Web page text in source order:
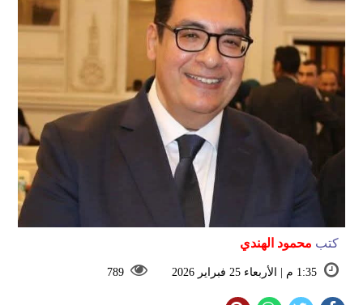
كتب محمود الهندي
1:35 م | الأربعاء 25 فبراير 2026 789